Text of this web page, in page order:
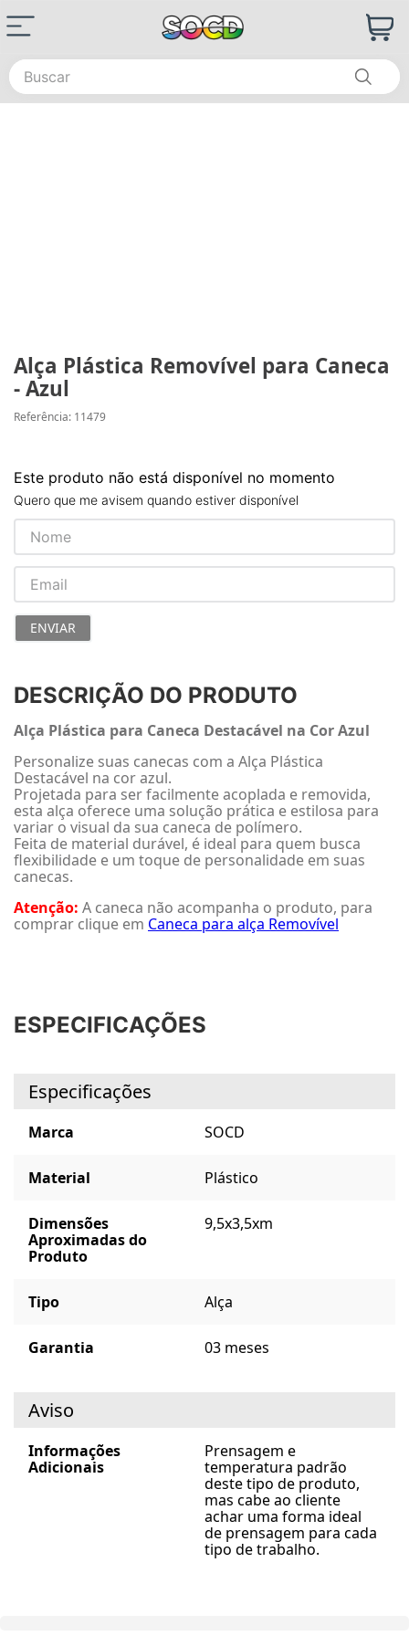
Buscar
Alça Plástica Removível para Caneca
- Azul
Referência: 11479
Este produto não está disponível no momento
Quero que me avisem quando estiver disponível
ENVIAR
DESCRIÇÃO DO PRODUTO
Alça Plástica para Caneca Destacável na Cor Azul
Personalize suas canecas com a Alça Plástica
Destacável na cor azul.
Projetada para ser facilmente acoplada e removida,
esta alça oferece uma solução prática e estilosa para
variar o visual da sua caneca de polímero.
Feita de material durável, é ideal para quem busca
flexibilidade e um toque de personalidade em suas
canecas.
Atenção: A caneca não acompanha o produto, para
comprar clique em Caneca para alça Removível
ESPECIFICAÇÕES
Especificações
Marca SOCD
Material Plástico
Dimensões
Aproximadas do
Produto
9,5x3,5xm
Tipo Alça
Garantia 03 meses
Aviso
Informações
Adicionais
Prensagem e
temperatura padrão
deste tipo de produto,
mas cabe ao cliente
achar uma forma ideal
de prensagem para cada
tipo de trabalho.